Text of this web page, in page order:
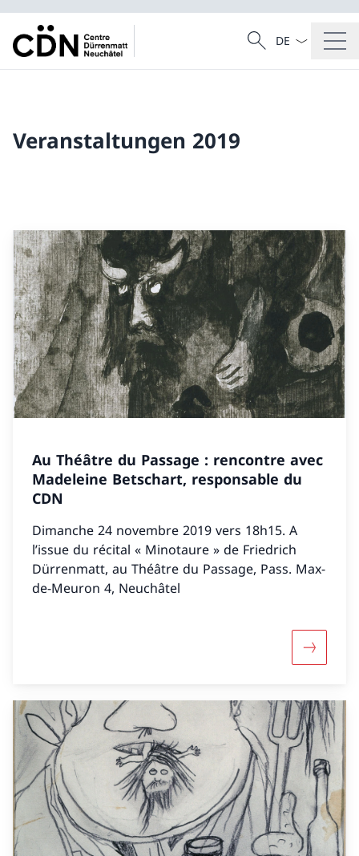
Suche
Suche
Sprach
Veranstaltungen 2019
Au Théâtre du Passage : rencontre avec
Madeleine Betschart, responsable du
CDN
Dimanche 24 novembre 2019 vers 18h15. A
l’issue du récital « Minotaure » de Friedrich
Dürrenmatt, au Théâtre du Passage, Pass. Max-
de-Meuron 4, Neuchâtel
Mehr